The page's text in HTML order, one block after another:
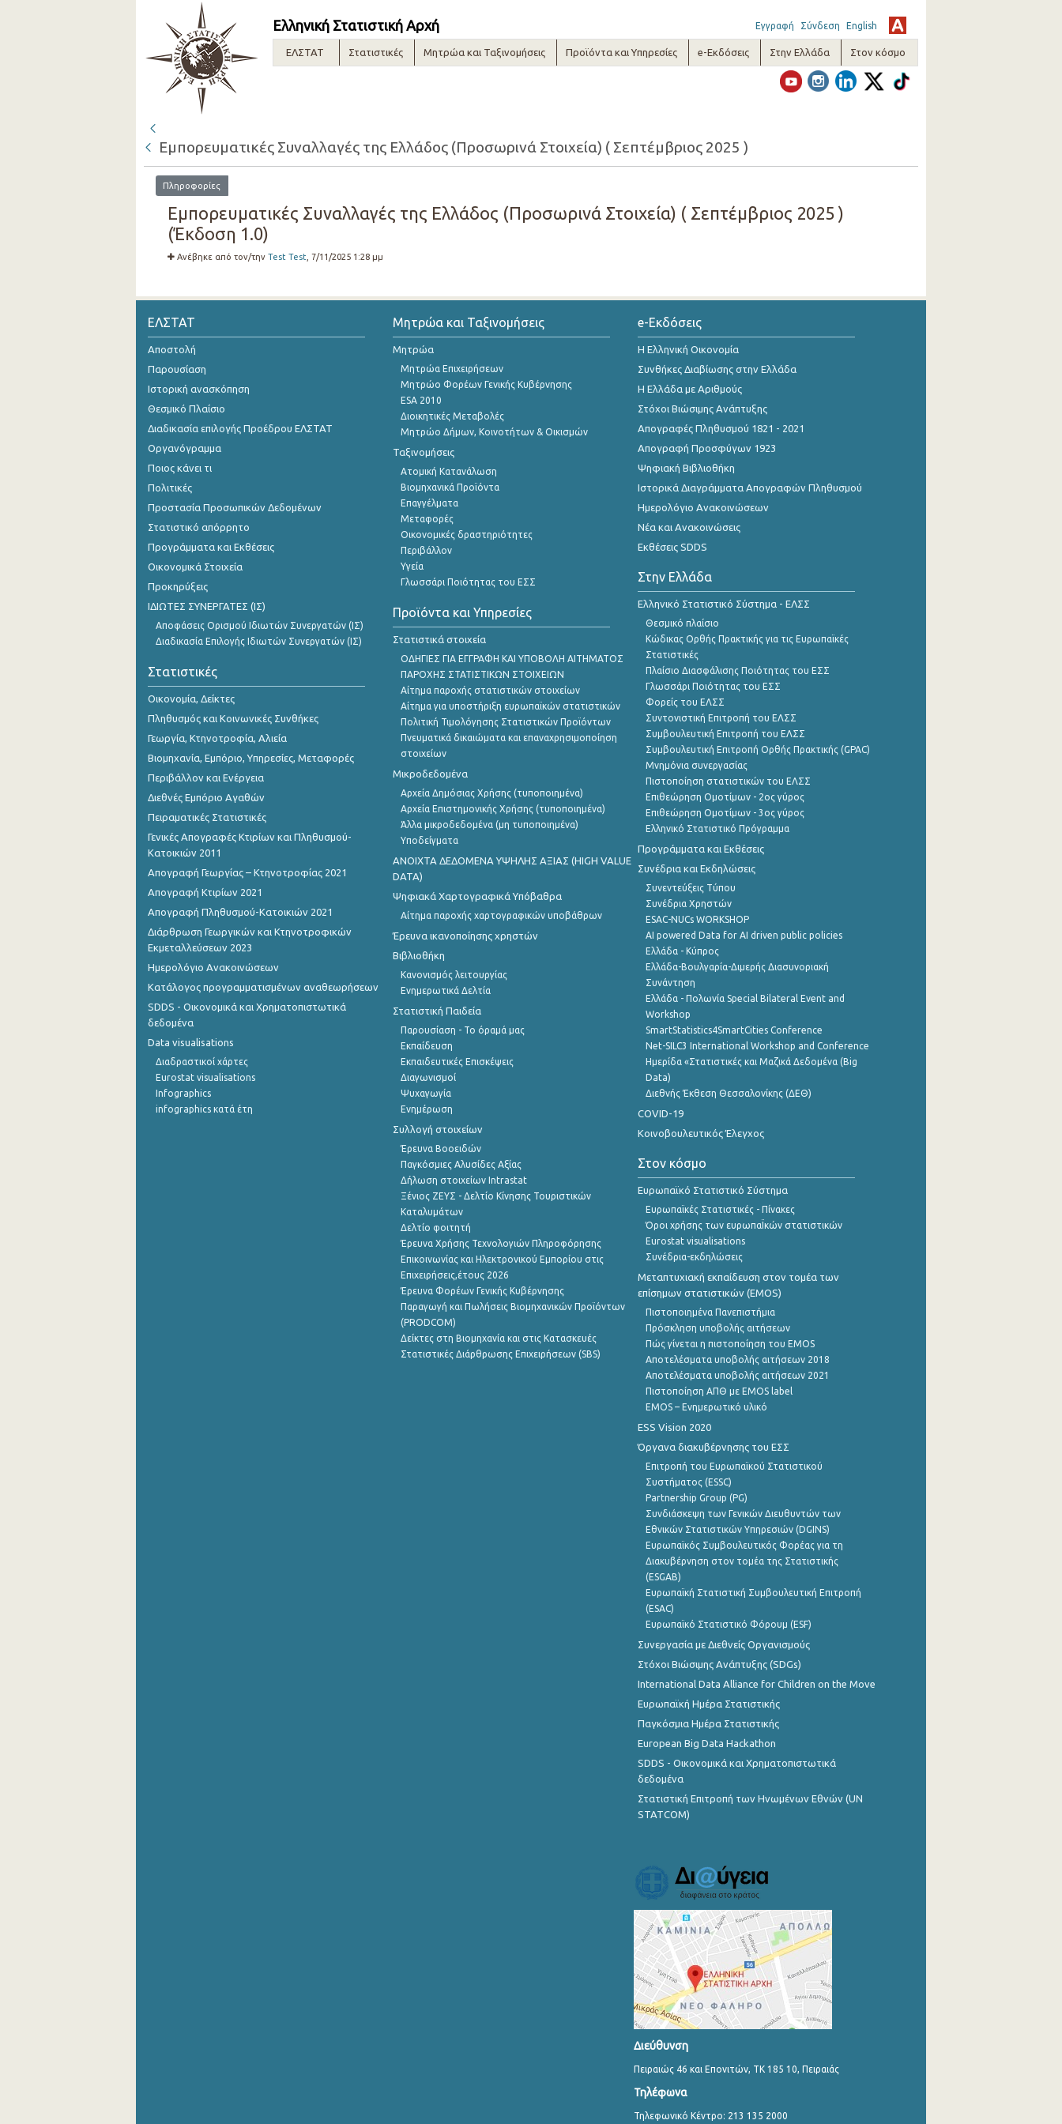
Ελληνική Στατιστική Αρχή Εγγραφή Σύνδεση English
ΕΛΣΤΑΤ Στατιστικές Μητρώα και Ταξινομήσεις Προϊόντα και Υπηρεσίες e-Εκδόσεις Στην Ελλάδα Στον κόσμο
Εμπορευματικές Συναλλαγές της Ελλάδος (Προσωρινά Στοιχεία) ( Σεπτέμβριος 2025 )
Πληροφορίες
Εμπορευματικές Συναλλαγές της Ελλάδος (Προσωρινά Στοιχεία) ( Σεπτέμβριος 2025 )
(Έκδοση 1.0)
Ανέβηκε από τον/την Test Test , 7/11/2025 1:28 μμ
ΕΛΣΤΑΤ
Αποστολή
Παρουσίαση
Ιστορική ανασκόπηση
Θεσμικό Πλαίσιο
Διαδικασία επιλογής Προέδρου ΕΛΣΤΑΤ
Οργανόγραμμα
Ποιος κάνει τι
Πολιτικές
Προστασία Προσωπικών Δεδομένων
Στατιστικό απόρρητο
Προγράμματα και Εκθέσεις
Οικονομικά Στοιχεία
Προκηρύξεις
ΙΔΙΩΤΕΣ ΣΥΝΕΡΓΑΤΕΣ (ΙΣ)
Αποφάσεις Ορισμού Ιδιωτών Συνεργατών (ΙΣ)
Διαδικασία Επιλογής Ιδιωτών Συνεργατών (ΙΣ)
Στατιστικές
Οικονομία, Δείκτες
Πληθυσμός και Κοινωνικές Συνθήκες
Γεωργία, Κτηνοτροφία, Αλιεία
Βιομηχανία, Εμπόριο, Υπηρεσίες, Μεταφορές
Περιβάλλον και Ενέργεια
Διεθνές Εμπόριο Αγαθών
Πειραματικές Στατιστικές
Γενικές Απογραφές Κτιρίων και Πληθυσμού-
Κατοικιών 2011
Απογραφή Γεωργίας – Κτηνοτροφίας 2021
Απογραφή Κτιρίων 2021
Απογραφή Πληθυσμού-Κατοικιών 2021
Διάρθρωση Γεωργικών και Κτηνοτροφικών
Εκμεταλλεύσεων 2023
Ημερολόγιο Ανακοινώσεων
Κατάλογος προγραμματισμένων αναθεωρήσεων
SDDS - Οικονομικά και Χρηματοπιστωτικά
δεδομένα
Data visualisations
Διαδραστικοί χάρτες
Eurostat visualisations
Infographics
infographics κατά έτη
Μητρώα και Ταξινομήσεις
Μητρώα
Μητρώα Επιχειρήσεων
Μητρώο Φορέων Γενικής Κυβέρνησης
ESA 2010
Διοικητικές Μεταβολές
Μητρώο Δήμων, Κοινοτήτων & Οικισμών
Ταξινομήσεις
Ατομική Κατανάλωση
Βιομηχανικά Προϊόντα
Επαγγέλματα
Μεταφορές
Οικονομικές δραστηριότητες
Περιβάλλον
Υγεία
Γλωσσάρι Ποιότητας του ΕΣΣ
Προϊόντα και Υπηρεσίες
Στατιστικά στοιχεία
ΟΔΗΓΙΕΣ ΓΙΑ ΕΓΓΡΑΦΗ ΚΑΙ ΥΠΟΒΟΛΗ ΑΙΤΗΜΑΤΟΣ
ΠΑΡΟΧΗΣ ΣΤΑΤΙΣΤΙΚΩΝ ΣΤΟΙΧΕΙΩΝ
Αίτημα παροχής στατιστικών στοιχείων
Αίτημα για υποστήριξη ευρωπαϊκών στατιστικών
Πολιτική Τιμολόγησης Στατιστικών Προϊόντων
Πνευματικά δικαιώματα και επαναχρησιμοποίηση
στοιχείων
Μικροδεδομένα
Αρχεία Δημόσιας Χρήσης (τυποποιημένα)
Αρχεία Επιστημονικής Χρήσης (τυποποιημένα)
Άλλα μικροδεδομένα (μη τυποποιημένα)
Υποδείγματα
ANOIXTA ΔΕΔΟΜΕΝΑ ΥΨΗΛΗΣ ΑΞΙΑΣ (HIGH VALUE
DATA)
Ψηφιακά Χαρτογραφικά Υπόβαθρα
Αίτημα παροχής χαρτογραφικών υποβάθρων
Έρευνα ικανοποίησης χρηστών
Βιβλιοθήκη
Κανονισμός λειτουργίας
Ενημερωτικά Δελτία
Στατιστική Παιδεία
Παρουσίαση - Το όραμά μας
Εκπαίδευση
Εκπαιδευτικές Επισκέψεις
Διαγωνισμοί
Ψυχαγωγία
Ενημέρωση
Συλλογή στοιχείων
Έρευνα Βοοειδών
Παγκόσμιες Αλυσίδες Αξίας
Δήλωση στοιχείων Intrastat
Ξένιος ΖΕΥΣ - Δελτίο Κίνησης Τουριστικών
Καταλυμάτων
Δελτίο φοιτητή
Έρευνα Χρήσης Τεχνολογιών Πληροφόρησης
Επικοινωνίας και Ηλεκτρονικού Εμπορίου στις
Επιχειρήσεις,έτους 2026
Έρευνα Φορέων Γενικής Κυβέρνησης
Παραγωγή και Πωλήσεις Βιομηχανικών Προϊόντων
(PRODCOM)
Δείκτες στη Βιομηχανία και στις Κατασκευές
Στατιστικές Διάρθρωσης Επιχειρήσεων (SBS)
e-Εκδόσεις
Η Ελληνική Οικονομία
Συνθήκες Διαβίωσης στην Ελλάδα
Η Ελλάδα με Αριθμούς
Στόχοι Βιώσιμης Ανάπτυξης
Απογραφές Πληθυσμού 1821 - 2021
Απογραφή Προσφύγων 1923
Ψηφιακή Βιβλιοθήκη
Ιστορικά Διαγράμματα Απογραφών Πληθυσμού
Ημερολόγιο Ανακοινώσεων
Νέα και Ανακοινώσεις
Εκθέσεις SDDS
Στην Ελλάδα
Ελληνικό Στατιστικό Σύστημα - ΕΛΣΣ
Θεσμικό πλαίσιο
Κώδικας Ορθής Πρακτικής για τις Ευρωπαϊκές
Στατιστικές
Πλαίσιο Διασφάλισης Ποιότητας του ΕΣΣ
Γλωσσάρι Ποιότητας του ΕΣΣ
Φορείς του ΕΛΣΣ
Συντονιστική Επιτροπή του ΕΛΣΣ
Συμβουλευτική Επιτροπή του ΕΛΣΣ
Συμβουλευτική Επιτροπή Ορθής Πρακτικής (GPAC)
Μνημόνια συνεργασίας
Πιστοποίηση στατιστικών του ΕΛΣΣ
Επιθεώρηση Ομοτίμων - 2ος γύρος
Επιθεώρηση Ομοτίμων - 3ος γύρος
Ελληνικό Στατιστικό Πρόγραμμα
Προγράμματα και Εκθέσεις
Συνέδρια και Εκδηλώσεις
Συνεντεύξεις Τύπου
Συνέδρια Χρηστών
ESAC-NUCs WORKSHOP
AI powered Data for AI driven public policies
Ελλάδα - Κύπρος
Ελλάδα-Βουλγαρία-Διμερής Διασυνοριακή
Συνάντηση
Ελλάδα - Πολωνία Special Bilateral Event and
Workshop
SmartStatistics4SmartCities Conference
Net-SILC3 International Workshop and Conference
Ημερίδα «Στατιστικές και Μαζικά Δεδομένα (Big
Data)
Διεθνής Έκθεση Θεσσαλονίκης (ΔΕΘ)
COVID-19
Κοινοβουλευτικός Έλεγχος
Στον κόσμο
Ευρωπαϊκό Στατιστικό Σύστημα
Ευρωπαϊκές Στατιστικές - Πίνακες
Όροι χρήσης των ευρωπαΪκών στατιστικών
Eurostat visualisations
Συνέδρια-εκδηλώσεις
Μεταπτυχιακή εκπαίδευση στον τομέα των
επίσημων στατιστικών (EMOS)
Πιστοποιημένα Πανεπιστήμια
Πρόσκληση υποβολής αιτήσεων
Πώς γίνεται η πιστοποίηση του EMOS
Αποτελέσματα υποβολής αιτήσεων 2018
Αποτελέσματα υποβολής αιτήσεων 2021
Πιστοποίηση ΑΠΘ με EMOS label
EMOS – Ενημερωτικό υλικό
ESS Vision 2020
Όργανα διακυβέρνησης του ΕΣΣ
Επιτροπή του Ευρωπαϊκού Στατιστικού
Συστήματος (ESSC)
Partnership Group (PG)
Συνδιάσκεψη των Γενικών Διευθυντών των
Εθνικών Στατιστικών Υπηρεσιών (DGINS)
Ευρωπαϊκός Συμβουλευτικός Φορέας για τη
Διακυβέρνηση στον τομέα της Στατιστικής
(ESGAB)
Ευρωπαϊκή Στατιστική Συμβουλευτική Επιτροπή
(ESAC)
Ευρωπαϊκό Στατιστικό Φόρουμ (ESF)
Συνεργασία με Διεθνείς Οργανισμούς
Στόχοι Βιώσιμης Ανάπτυξης (SDGs)
International Data Alliance for Children on the Move
Ευρωπαϊκή Ημέρα Στατιστικής
Παγκόσμια Ημέρα Στατιστικής
European Big Data Hackathon
SDDS - Οικονομικά και Χρηματοπιστωτικά
δεδομένα
Στατιστική Επιτροπή των Ηνωμένων Εθνών (UN
STATCOM)
Διεύθυνση
Πειραιώς 46 και Επονιτών, ΤΚ 185 10, Πειραιάς
Τηλέφωνα
Τηλεφωνικό Κέντρο: 213 135 2000